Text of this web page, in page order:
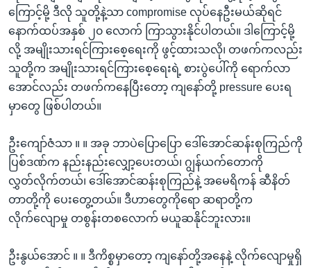
ကြောင့်မို့ ဒီလို သူတို့နဲ့သာ compromise လုပ်နေဦးမယ်ဆိုရင်
နောက်ထပ်အနှစ် ၂၀ လောက် ကြာသွားနိုင်ပါတယ်။ ဒါကြောင့်မို့
လို့ အမျိုးသားရင်ကြားစေ့ရေးကို ဖွင့်ထားသလို၊ တဖက်ကလည်း
သူတို့က အမျိုးသားရင်ကြားစေ့ရေးရဲ့ စားပွဲပေါ်ကို ရောက်လာ
အောင်လည်း တဖက်ကနေပြီးတော့ ကျနော်တို့ pressure ပေးရ
မှာတွေ ဖြစ်ပါတယ်။
ဦးကျော်ဇံသာ ။ ။ အခု ဘာပဲပြောပြော ဒေါ်အောင်ဆန်းစုကြည်ကို
ပြစ်ဒဏ်က နည်းနည်းလျှော့ပေးတယ်၊ ဂျွန်ယက်တောကို
လွှတ်လိုက်တယ်၊ ဒေါ်အောင်ဆန်းစုကြည်နဲ့ အမေရိကန် ဆီနိတ်
တာတို့ကို ပေးတွေ့တယ်။ ဒီဟာတွေကိုရော ဆရာတို့က
လိုက်လျောမှု တစွန်းတစလောက် မယူဆနိုင်ဘူးလား။
ဦးနွယ်အောင် ။ ။ ဒီကိစ္စမှာတော့ ကျနော်တို့အနေနဲ့ လိုက်လျောမှုရှိ